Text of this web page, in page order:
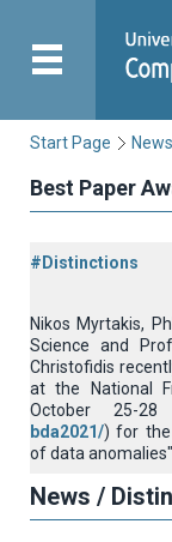
Start Page
Best Paper
#Distinctions
Nikos Myrtakis,
Science and
Christofidis
at the National
October 25-
bda2021/)for the
of data anomalies".
News /